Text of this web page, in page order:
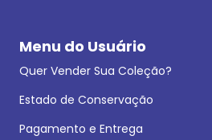
Menu do Usuário
Quer Vender Sua Coleção?
Estado de Conservação
Pagamento e Entrega